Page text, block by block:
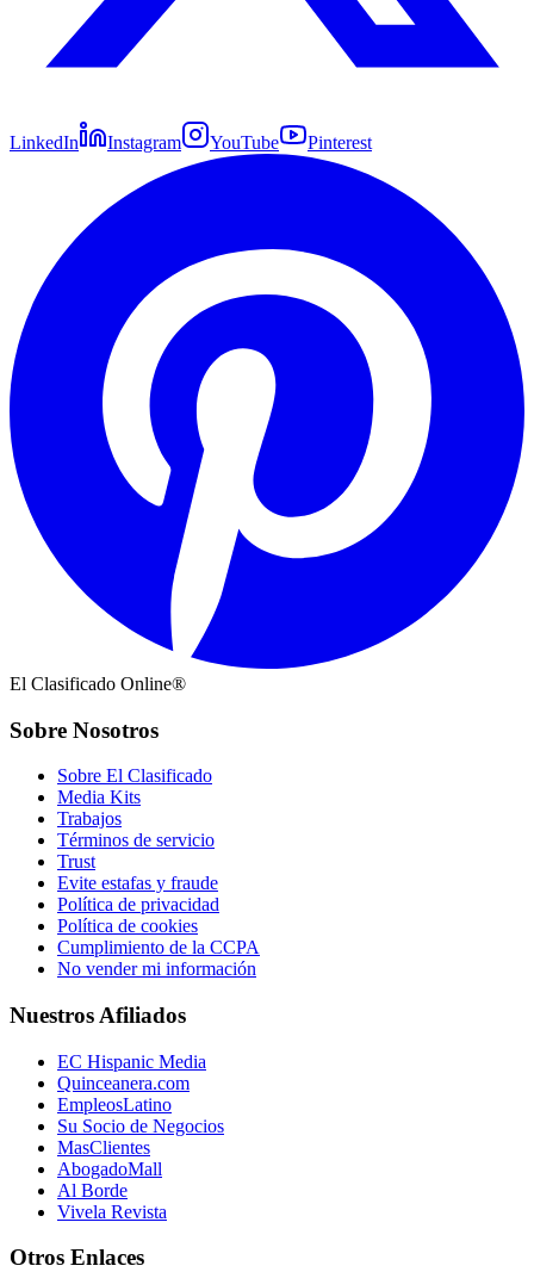
LinkedIn Instagram YouTube Pinterest
El Clasificado Online®
Sobre Nosotros
Sobre El Clasificado
Media Kits
Trabajos
Términos de servicio
Trust
Evite estafas y fraude
Política de privacidad
Política de cookies
Cumplimiento de la CCPA
No vender mi información
Nuestros Afiliados
EC Hispanic Media
Quinceanera.com
EmpleosLatino
Su Socio de Negocios
MasClientes
AbogadoMall
Al Borde
Vivela Revista
Otros Enlaces